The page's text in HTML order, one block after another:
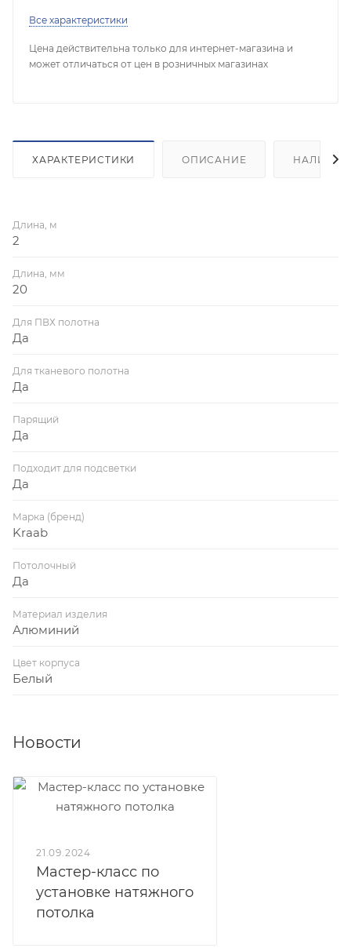
Все характеристики
Цена действительна только для интернет-магазина и
может отличаться от цен в розничных магазинах
ХАРАКТЕРИСТИКИ ОПИСАНИЕ НАЛИЧИЕ
Длина, м
2
Длина, мм
20
Для ПВХ полотна
Да
Для тканевого полотна
Да
Парящий
Да
Подходит для подсветки
Да
Марка (бренд)
Kraab
Потолочный
Да
Материал изделия
Алюминий
Цвет корпуса
Белый
Новости
21.09.2024
Мастер-класс по
установке натяжного
потолка